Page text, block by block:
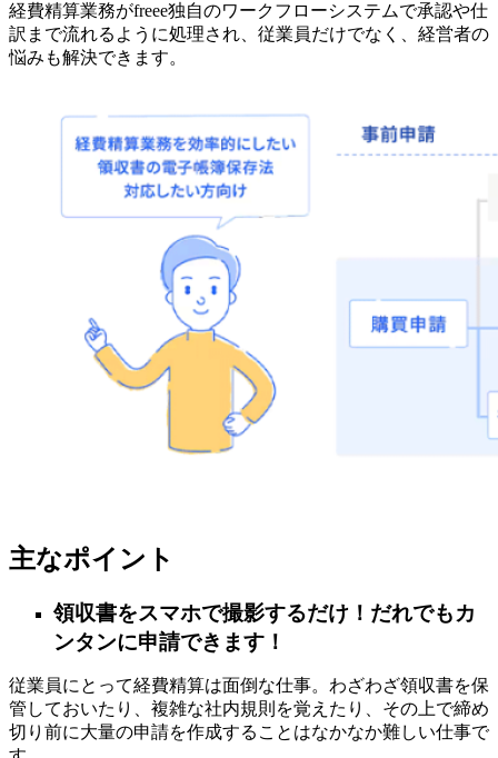
経費精算業務がfreee独自のワークフローシステムで承認や仕
訳まで流れるように処理され、従業員だけでなく、経営者の
悩みも解決できます。
主なポイント
領収書をスマホで撮影するだけ！だれでもカ
ンタンに申請できます！
従業員にとって経費精算は面倒な仕事。わざわざ領収書を保
管しておいたり、複雑な社内規則を覚えたり、その上で締め
切り前に大量の申請を作成することはなかなか難しい仕事で